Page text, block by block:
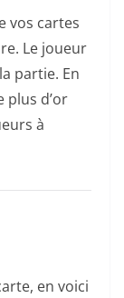
vos cartes
Le joueur
partie. En
plus d’or
à
en voici